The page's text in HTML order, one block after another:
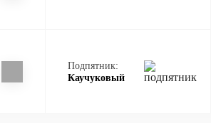
Подпятник:
Каучуковый